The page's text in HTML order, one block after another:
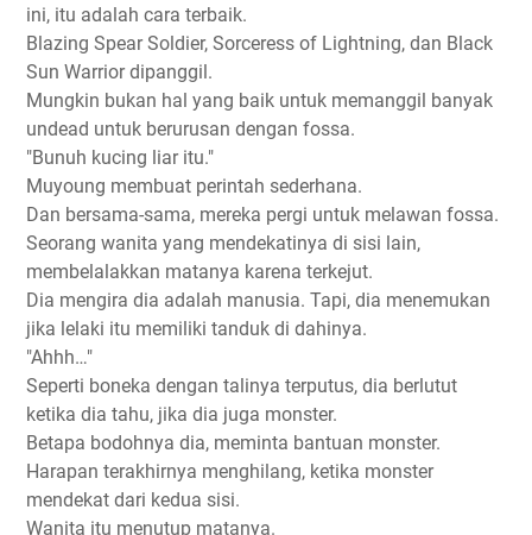
ini, itu adalah cara terbaik.
Blazing Spear Soldier, Sorceress of Lightning, dan Black
Sun Warrior dipanggil.
Mungkin bukan hal yang baik untuk memanggil banyak
undead untuk berurusan dengan fossa.
"Bunuh kucing liar itu."
Muyoung membuat perintah sederhana.
Dan bersama-sama, mereka pergi untuk melawan fossa.
Seorang wanita yang mendekatinya di sisi lain,
membelalakkan matanya karena terkejut.
Dia mengira dia adalah manusia. Tapi, dia menemukan
jika lelaki itu memiliki tanduk di dahinya.
"Ahhh…"
Seperti boneka dengan talinya terputus, dia berlutut
ketika dia tahu, jika dia juga monster.
Betapa bodohnya dia, meminta bantuan monster.
Harapan terakhirnya menghilang, ketika monster
mendekat dari kedua sisi.
Wanita itu menutup matanya.